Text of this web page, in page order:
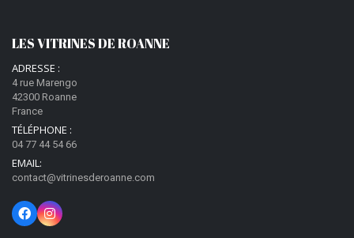
LES VITRINES DE ROANNE
ADRESSE :
4 rue Marengo
42300 Roanne
France
TÉLÉPHONE :
04 77 44 54 66
EMAIL:
contact@vitrinesderoanne.com